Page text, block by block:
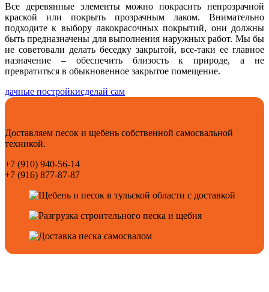
Все деревянные элементы можно покрасить непрозрачной
краской или покрыть прозрачным лаком. Внимательно
подходите к выбору лакокрасочных покрытий, они должны
быть предназначены для выполнения наружных работ. Мы бы
не советовали делать беседку закрытой, все-таки ее главное
назначение – обеспечить близость к природе, а не
превратиться в обыкновенное закрытое помещение.
дачные постройкисделай сам
Доставляем песок и щебень собственной самосвальной
техникой.
+7 (910) 940-56-14
+7 (916) 877-87-87